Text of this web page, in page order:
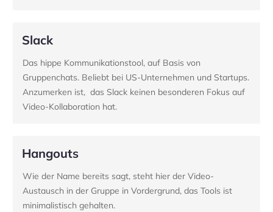
Slack
Das hippe Kommunikationstool, auf Basis von
Gruppenchats. Beliebt bei US-Unternehmen und Startups.
Anzumerken ist, das Slack keinen besonderen Fokus auf
Video-Kollaboration hat.
Hangouts
Wie der Name bereits sagt, steht hier der Video-
Austausch in der Gruppe in Vordergrund, das Tools ist
minimalistisch gehalten.